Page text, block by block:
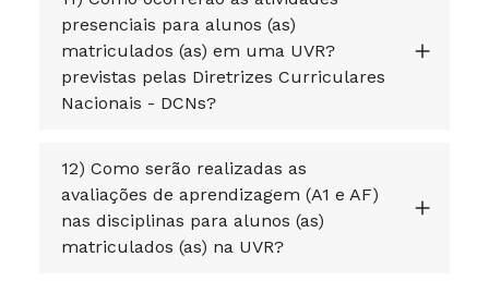
presenciais para alunos (as)
matriculados (as) em uma UVR?
previstas pelas Diretrizes Curriculares
Nacionais - DCNs?
12) Como serão realizadas as
avaliações de aprendizagem (A1 e AF)
nas disciplinas para alunos (as)
matriculados (as) na UVR?